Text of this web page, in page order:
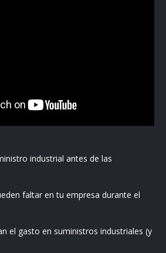
industrial antes de las
faltar en tu empresa durante el
el gasto en suministros industriales (y